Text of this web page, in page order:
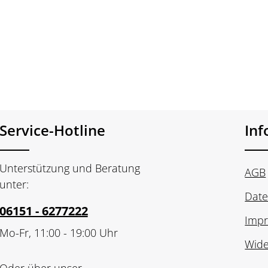
Hotline
und Beratung
- 6277222
Fr, 11:00 - 19:00 Uhr
AGB